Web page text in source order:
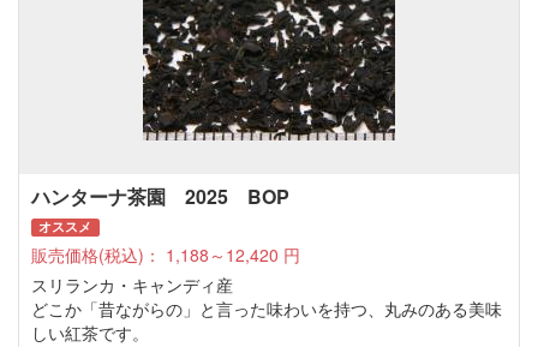
ハンターナ茶園 2025 BOP
オススメ
販売価格(税込)： 1,188～12,420 円
スリランカ・キャンディ産
どこか「昔ながらの」と言った味わいを持つ、丸みのある美味
しい紅茶です。